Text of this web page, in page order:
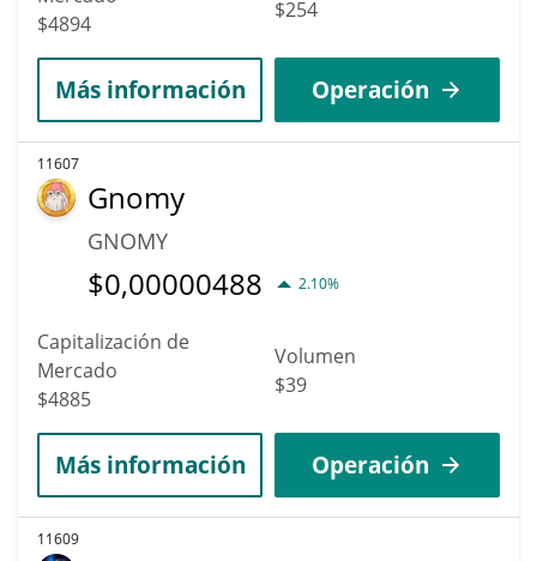
$4894
$254
Más información Operación
11607
Gnomy
GNOMY
$0,00000488 2.10%
Capitalización de
Mercado
$4885
Volumen
$39
Más información Operación
11609